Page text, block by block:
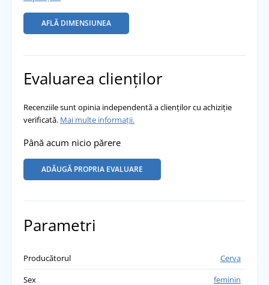
AFLĂ DIMENSIUNEA
Evaluarea clienților
Recenziile sunt opinia independentă a clienților cu achiziție
verificată. Mai multe informații.
Până acum nicio părere
ADĂUGĂ PROPRIA EVALUARE
Parametri
Producătorul
Cerva
Sex
feminin